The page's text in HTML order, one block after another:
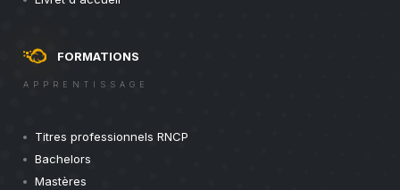
FORMATIONS
APPRENTISSAGE
Titres professionnels RNCP
Bachelors
Mastères